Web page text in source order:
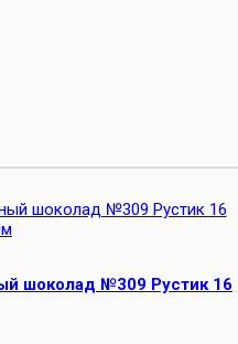
шоколад №309 Рустик 16